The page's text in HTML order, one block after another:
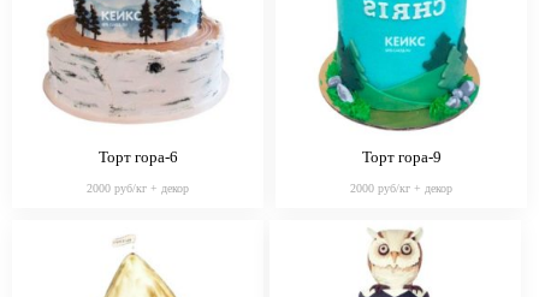
Торт гора-6
2000 руб/кг + декор
Торт гора-9
2000 руб/кг + декор